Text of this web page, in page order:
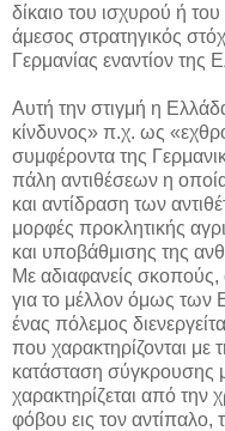
δίκαιο του ισχυρού ή
άμεσος στρατηγικός
Γερμανίας εναντίον της
Αυτή την στιγμή η
κίνδυνος» π.χ. ως
συμφέροντα της
πάλη αντιθέσεων η
και αντίδραση των
μορφές προκλητικής
και υποβάθμισης της
Με αδιαφανείς σκοπούς,
για το μέλλον όμως
ένας πόλεμος
που χαρακτηρίζονται με
κατάσταση σύγκρουσης
χαρακτηρίζεται από
φόβου εις τον αντίπαλο,